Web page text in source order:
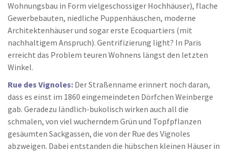
Wohnungsbau in Form vielgeschossiger Hochhäuser), flache
Gewerbebauten, niedliche Puppenhäuschen, moderne
Architektenhäuser und sogar erste Ecoquartiers (mit
nachhaltigem Anspruch). Gentrifizierung light? In Paris
erreicht das Problem teuren Wohnens längst den letzten
Winkel.
Rue des Vignoles: Der Straßenname erinnert noch daran,
dass es einst im 1860 eingemeindeten Dörfchen Weinberge
gab. Geradezu ländlich-bukolisch wirken auch all die
schmalen, von viel wucherndem Grün und Topfpflanzen
gesäumten Sackgassen, die von der Rue des Vignoles
abzweigen. Dabei entstanden die hübschen kleinen Häuser in